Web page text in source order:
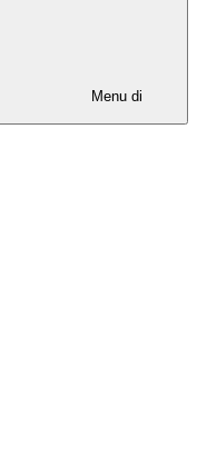
Menu di